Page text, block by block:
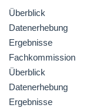
Überblick
Datenerhebung
Ergebnisse
Fachkommission
Überblick
Datenerhebung
Ergebnisse